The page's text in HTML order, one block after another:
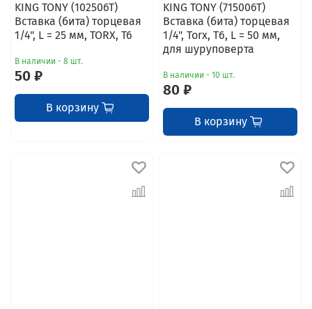
KING TONY (102506T)
Вставка (бита) торцевая
1/4", L = 25 мм, TORX, T6
В наличии - 8 шт.
50 ₽
В корзину
KING TONY (715006T)
Вставка (бита) торцевая
1/4", Torx, Т6, L = 50 мм,
для шуруповерта
В наличии - 10 шт.
80 ₽
В корзину